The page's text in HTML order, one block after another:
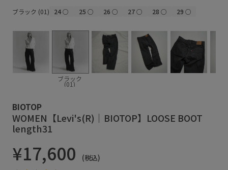
ブラック (01) 24○ 25 ○ 26 ○ 27○ 28 ○ 29 ○
ブラック
(01)
BIOTOP
WOMEN【Levi's(R)｜BIOTOP】LOOSE BOOT
length31
¥17,600 (税込)